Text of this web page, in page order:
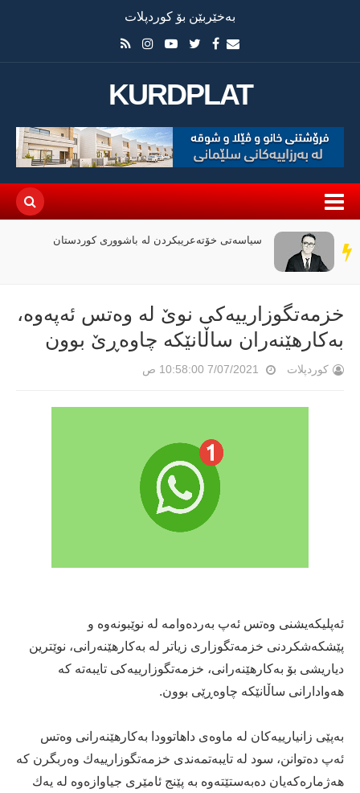
بەخێربێن بۆ کوردپلات
KURDPLAT
سەر
دێڕ
سیاسەتی خۆتەعریبکردن لە باشووری کوردستان
خزمەتگوزارییەكی نوێ لە وەتس ئەپەوە،
بەكارهێنەران ساڵانێكە چاوەڕێ بوون
کوردپلات 7/07/2021 10:58:00 ص
ئەپلیكەیشنی وەتس ئەپ بەردەوامە لە نوێبونەوە و
پێشكەشكردنی خزمەتگوزاری زیاتر لە بەكارهێنەرانی، نوێترین
دیاریشی بۆ بەكارهێنەرانی، خزمەتگوزارییەكی تایبەتە كە
هەوادارانی ساڵانێكە چاوەڕێی بوون.
بەپێی زانیارییەكان لە ماوەی داهاتوودا بەكارهێنەرانی وەتس
ئەپ دەتوانن، سود لە تایبەتمەندی خزمەتگوزارییەك وەربگرن كە
هەژمارەكەیان دەبەستێتەوە بە پێنج ئامێری جیاوازەوە لە یەك